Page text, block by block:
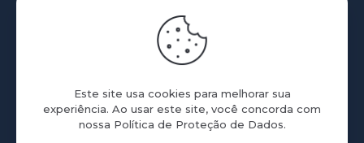
INSTITUIÇÕES FINANCEIRAS AUTORIZADAS PELO
BANCO CENTRAL DO BRASIL.
As ofertas em nosso site e aplicativo são formuladas
simulações de crédito cujas condições variam
conforme a política de crédito da instituição
proponente. Nas simulações apresentadas, o prazo
Este site usa cookies para melhorar sua
experiência. Ao usar este site, você concorda com
nossa Política de Proteção de Dados.